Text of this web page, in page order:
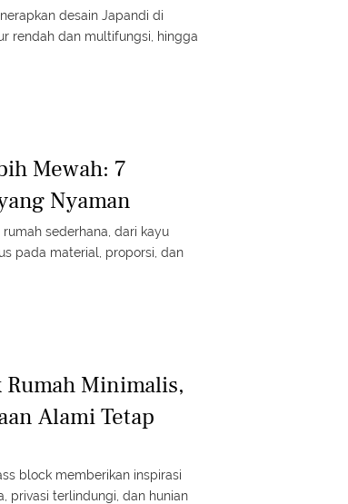
desain Japandi di
rendah dan multifungsi, hingga
Mewah: 7
Nyaman
sederhana, dari kayu
pada material, proporsi, dan
Rumah Minimalis,
Alami Tetap
block memberikan inspirasi
privasi terlindungi, dan hunian